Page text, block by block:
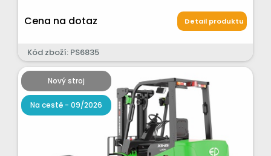
Cena na dotaz Detail produktu
Kód zboží: PS6835
Nový stroj
Na cestě - 09/2026